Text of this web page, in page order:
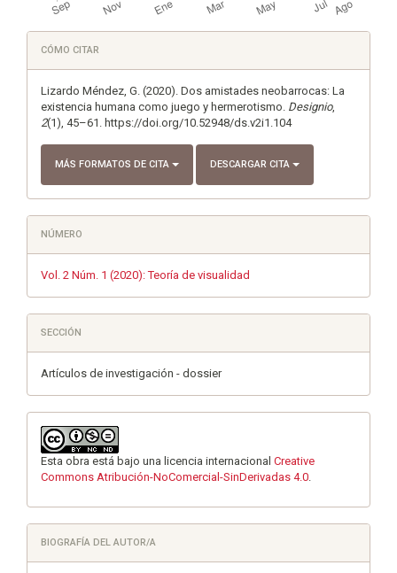
Detalles
del
artículo
CÓMO CITAR
Lizardo Méndez, G. (2020). Dos amistades neobarrocas: La
existencia humana como juego y hermerotismo. Designio,
2(1), 45–61. https://doi.org/10.52948/ds.v2i1.104
MÁS FORMATOS DE CITA DESCARGAR CITA
NÚMERO
Vol. 2 Núm. 1 (2020): Teoría de visualidad
SECCIÓN
Artículos de investigación - dossier
Esta obra está bajo una licencia internacional Creative
Commons Atribución-NoComercial-SinDerivadas 4.0
BIOGRAFÍA DEL AUTOR/A